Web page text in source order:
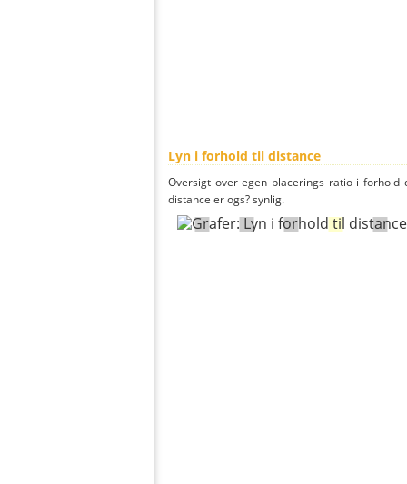
Lyn i forhold til distance
Oversigt over egen placerings ratio i
distance er ogs? synlig.